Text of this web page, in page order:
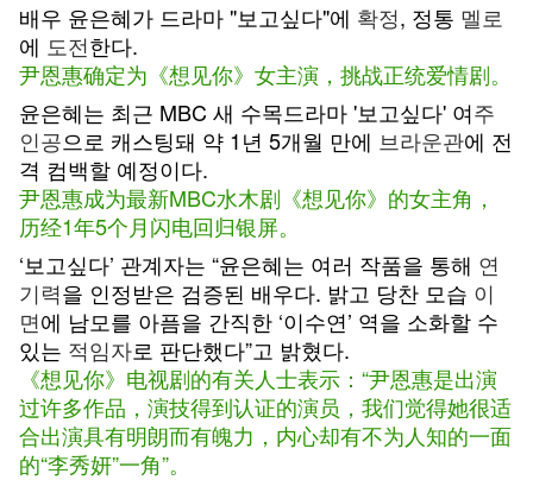
배우 윤은혜가 드라마 "보고싶다"에 확정, 정통 멜로
에 도전한다.
尹恩惠确定为《想见你》女主演，挑战正统爱情剧。
윤은혜는 최근 MBC 새 수목드라마 '보고싶다' 여주
인공으로 캐스팅돼 약 1년 5개월 만에 브라운관에 전
격 컴백할 예정이다.
尹恩惠成为最新MBC水木剧《想见你》的女主角，
历经1年5个月闪电回归银屏。
‘보고싶다’ 관계자는 “윤은혜는 여러 작품을 통해 연
기력을 인정받은 검증된 배우다. 밝고 당찬 모습 이
면에 남모를 아픔을 간직한 ‘이수연’ 역을 소화할 수
있는 적임자로 판단했다”고 밝혔다.
《想见你》电视剧的有关人士表示：“尹恩惠是出演
过许多作品，演技得到认证的演员，我们觉得她很适
合出演具有明朗而有魄力，内心却有不为人知的一面
的“李秀妍”一角”。